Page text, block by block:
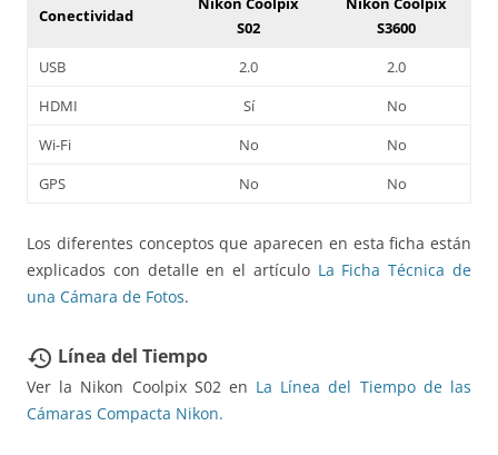
Conectividad
S02
S3600
USB
2.0
2.0
HDMI
Sí
No
Wi-Fi
No
No
GPS
No No
Los diferentes conceptos que aparecen en esta ficha están
explicados con detalle en el artículo La Ficha Técnica de
una Cámara de Fotos.
restore Línea del Tiempo
Ver la Nikon Coolpix S02 en La Línea del Tiempo de las
Cámaras Compacta Nikon.